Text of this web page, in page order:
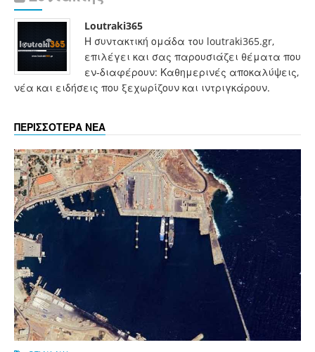
Loutraki365
Η συντακτική ομάδα του loutraki365.gr,
επιλέγει και σας παρουσιάζει θέματα που
εν-διαφέρουν: Καθημερινές αποκαλύψεις,
νέα και ειδήσεις που ξεχωρίζουν και ιντριγκάρουν.
ΠΕΡΙΣΣΟΤΕΡΑ ΝΕΑ